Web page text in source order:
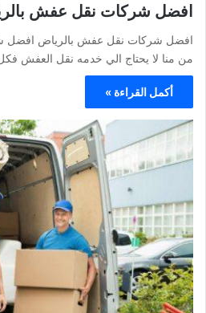
افضل شركات نقل عفش
افضل شركات نقل عفش بالرياض افضل
من منا لا يحتاج الي خدمه نقل العفش
أكمل القراءة »